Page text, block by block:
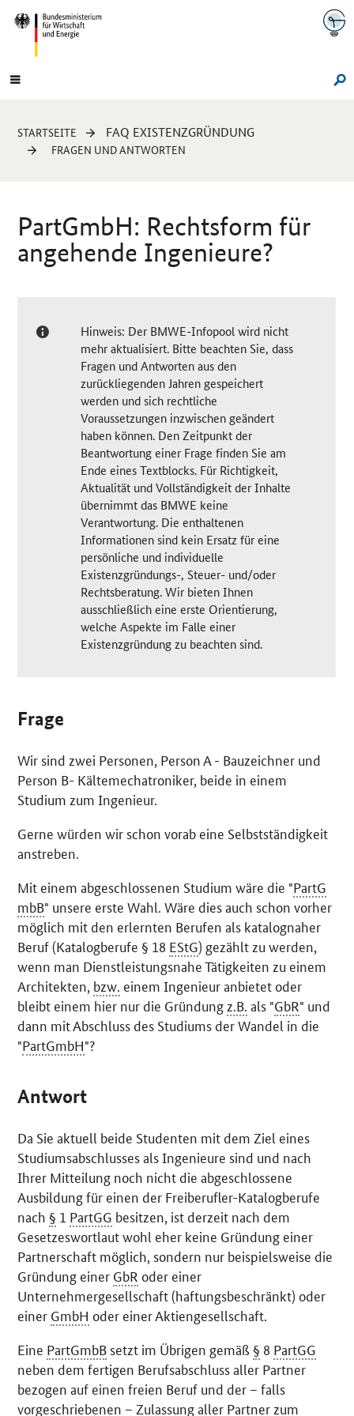
Navigation
Hauptmenü
Sie
sind
STARTSEITE FAQ EXISTENZGRÜNDUNG
FRAGEN UND ANTWORTEN
PartGmbH: Rechtsform für
angehende Ingenieure?
Hinweis: Der BMWE-Infopool wird nicht
mehr aktualisiert. Bitte beachten Sie, dass
Fragen und Antworten aus den
zurückliegenden Jahren gespeichert
werden und sich rechtliche
Voraussetzungen inzwischen geändert
haben können. Den Zeitpunkt der
Beantwortung einer Frage finden Sie am
Ende eines Textblocks. Für Richtigkeit,
Aktualität und Vollständigkeit der Inhalte
übernimmt das BMWE keine
Verantwortung. Die enthaltenen
Informationen sind kein Ersatz für eine
persönliche und individuelle
Existenzgründungs-, Steuer- und/oder
Rechtsberatung. Wir bieten Ihnen
ausschließlich eine erste Orientierung,
welche Aspekte im Falle einer
Existenzgründung zu beachten sind.
Frage
Wir sind zwei Personen, Person A - Bauzeichner und
Person B- Kältemechatroniker, beide in einem
Studium zum Ingenieur.
Gerne würden wir schon vorab eine Selbstständigkeit
anstreben.
Mit einem abgeschlossenen Studium wäre die "PartG
mbB" unsere erste Wahl. Wäre dies auch schon vorher
möglich mit den erlernten Berufen als katalognaher
Beruf (Katalogberufe § 18 EStG) gezählt zu werden,
wenn man Dienstleistungsnahe Tätigkeiten zu einem
Architekten, bzw. einem Ingenieur anbietet oder
bleibt einem hier nur die Gründung z.B. als "GbR" und
dann mit Abschluss des Studiums der Wandel in die
"PartGmbH"?
Antwort
Da Sie aktuell beide Studenten mit dem Ziel eines
Studiumsabschlusses als Ingenieure sind und nach
Ihrer Mitteilung noch nicht die abgeschlossene
Ausbildung für einen der Freiberufler-Katalogberufe
nach § 1 PartGG besitzen, ist derzeit nach dem
Gesetzeswortlaut wohl eher keine Gründung einer
Partnerschaft möglich, sondern nur beispielsweise die
Gründung einer GbR oder einer
Unternehmergesellschaft (haftungsbeschränkt) oder
einer GmbH oder einer Aktiengesellschaft.
Eine PartGmbB setzt im Übrigen gemäß § 8 PartGG
neben dem fertigen Berufsabschluss aller Partner
bezogen auf einen freien Beruf und der – falls
vorgeschriebenen – Zulassung aller Partner zum